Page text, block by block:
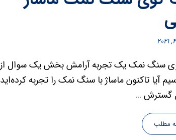
سنگ نمک یک تجربه آرامش بخش یک سوال از
آیا تاکنون ماساژ با سنگ نمک را تجربه کرده‌اید
گسترش ...
مطلب